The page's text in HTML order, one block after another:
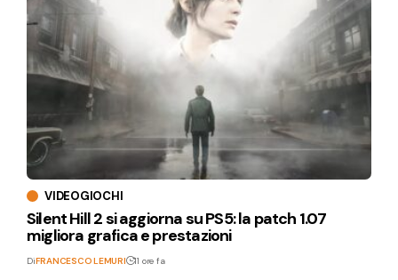
VIDEOGIOCHI
Silent Hill 2 si aggiorna su PS5: la patch 1.07
migliora grafica e prestazioni
DiFRANCESCO LEMURI 11 ore fa